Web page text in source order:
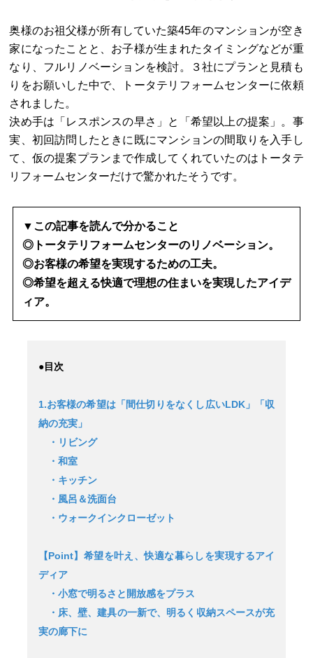
奥様のお祖父様が所有していた築45年のマンションが空き
家になったことと、お子様が生まれたタイミングなどが重
なり、フルリノベーションを検討。３社にプランと見積も
りをお願いした中で、トータテリフォームセンターに依頼
されました。
決め手は「レスポンスの早さ」と「希望以上の提案」。事
実、初回訪問したときに既にマンションの間取りを入手し
て、仮の提案プランまで作成してくれていたのはトータテ
リフォームセンターだけで驚かれたそうです。
▼この記事を読んで分かること
◎トータテリフォームセンターのリノベーション。
◎お客様の希望を実現するための工夫。
◎希望を超える快適で理想の住まいを実現したアイデ
ィア。
●目次
1.お客様の希望は「間仕切りをなくし広いLDK」「収
納の充実」
・リビング
・和室
・キッチン
・風呂＆洗面台
・ウォークインクローゼット
【Point】希望を叶え、快適な暮らしを実現するアイ
ディア
・小窓で明るさと開放感をプラス
・床、壁、建具の一新で、明るく収納スペースが充
実の廊下に